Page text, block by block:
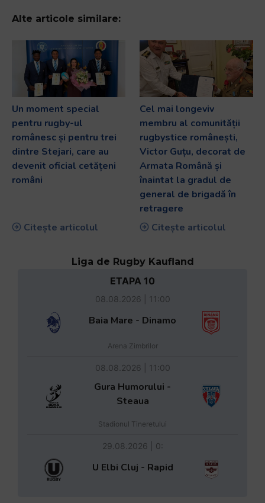
Alte articole similare:
Un moment special
pentru rugby-ul
românesc și pentru trei
dintre Stejari, care au
devenit oficial cetățeni
români
Citește articolul
Cel mai longeviv
membru al comunității
rugbystice românești,
Victor Guțu, decorat de
Armata Română și
înaintat la gradul de
general de brigadă în
retragere
Citește articolul
Liga de Rugby Kaufland
ETAPA 10
08.08.2026 | 11:00
Baia Mare - Dinamo
Arena Zimbrilor
08.08.2026 | 11:00
Gura Humorului -
Steaua
Stadionul Tineretului
29.08.2026 | 0:
U Elbi Cluj - Rapid